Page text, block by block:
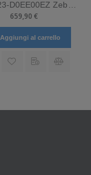
659,90 €
Aggiungi al carrello